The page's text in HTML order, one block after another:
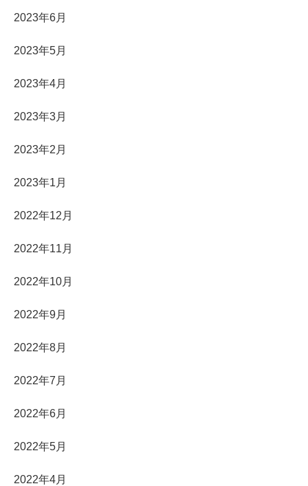
2023年6月
2023年5月
2023年4月
2023年3月
2023年2月
2023年1月
2022年12月
2022年11月
2022年10月
2022年9月
2022年8月
2022年7月
2022年6月
2022年5月
2022年4月